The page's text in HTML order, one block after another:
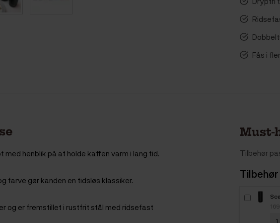
Fås i
henblik på at holde kaffen varm i lang tid.
farve gør kanden en tidsløs klassiker.
og er fremstillet i rustfrit stål med ridsefast
Must-
Tilbehør
Tilbehør
L